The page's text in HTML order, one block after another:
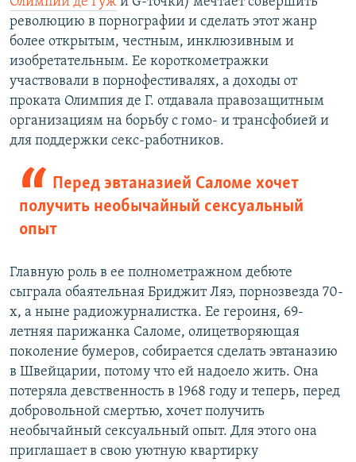
революцию в порнографии и сделать этот жанр
более открытым, честным, инклюзивным и
изобретательным. Ее короткометражки
участвовали в порнофестивалях, а доходы от
проката Олимпия де Г. отдавала правозащитным
организациям на борьбу с гомо- и трансфобией и
для поддержки секс-работников.
Перед эвтаназией Саломе хочет
получить необычайный сексуальный
опыт
Главную роль в ее полнометражном дебюте
сыграла обаятельная Бриджит Ляэ, порнозвезда 70-
х, а ныне радиожурналистка. Ее героиня, 69-
летняя парижанка Саломе, олицетворяющая
поколение бумеров, собирается сделать эвтаназию
в Швейцарии, потому что ей надоело жить. Она
потеряла девственность в 1968 году и теперь, перед
добровольной смертью, хочет получить
необычайный сексуальный опыт. Для этого она
приглашает в свою уютную квартирку